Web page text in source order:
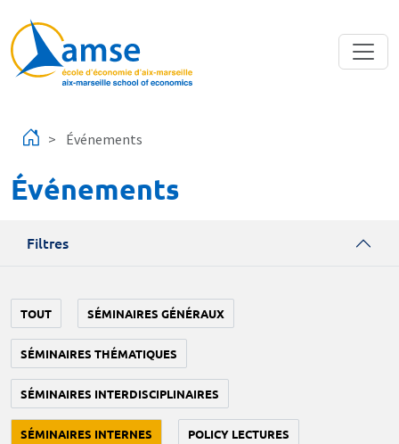
Événements
Événements
Filtres
TOUT SÉMINAIRES GÉNÉRAUX
SÉMINAIRES THÉMATIQUES
SÉMINAIRES INTERDISCIPLINAIRES
SÉMINAIRES INTERNES POLICY LECTURES